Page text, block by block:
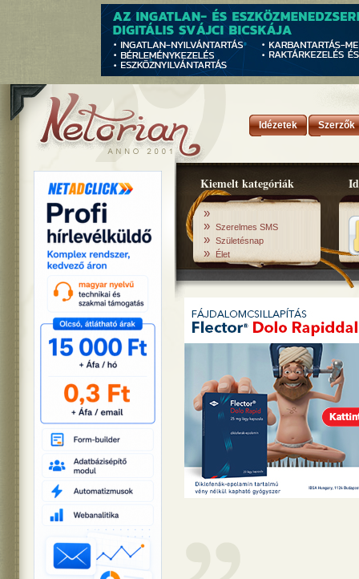
Idézetek Szerzők
Kiemelt kategóriák
»
» Szerelmes SMS
» Születésnap
» Élet